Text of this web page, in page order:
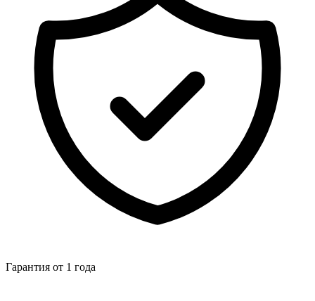
Гарантия от 1 года